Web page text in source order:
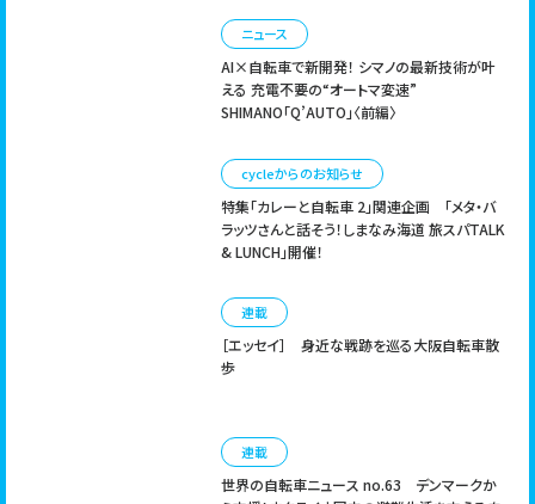
ニュース
AI×自転車で新開発！ シマノの最新技術が叶
える 充電不要の“オートマ変速”
SHIMANO「Q’AUTO」〈前編〉
cycleからのお知らせ
特集「カレーと自転車 2」関連企画 「メタ・バ
ラッツさんと話そう！しまなみ海道 旅スパTALK
& LUNCH」開催！
連載
［エッセイ］ 身近な戦跡を巡る大阪自転車散
歩
連載
世界の自転車ニュース no.63 デンマークか